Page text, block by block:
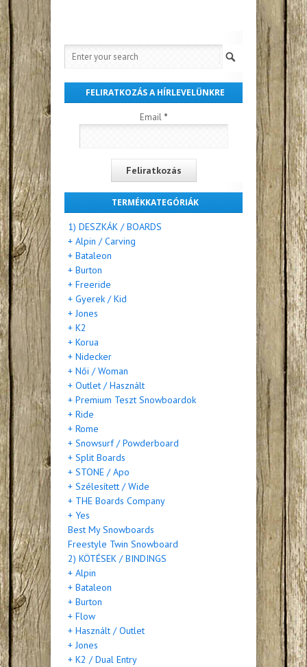
FELIRATKOZÁS A HÍRLEVELÜNKRE
Email *
TERMÉKKATEGÓRIÁK
1) DESZKÁK / BOARDS
+ Alpin / Carving
+ Bataleon
+ Burton
+ Freeride
+ Gyerek / Kid
+ Jones
+ K2
+ Korua
+ Nidecker
+ Női / Woman
+ Outlet / Használt
+ Premium Teszt Snowboardok
+ Ride
+ Rome
+ Snowsurf / Powderboard
+ Split Boards
+ STONE / Apo
+ Szélesített / Wide
+ THE Boards Company
+ Yes
Best My Snowboards
Freestyle Twin Snowboard
2) KÖTÉSEK / BINDINGS
+ Alpin
+ Bataleon
+ Burton
+ Flow
+ Használt / Outlet
+ Jones
+ K2 / Dual Entry